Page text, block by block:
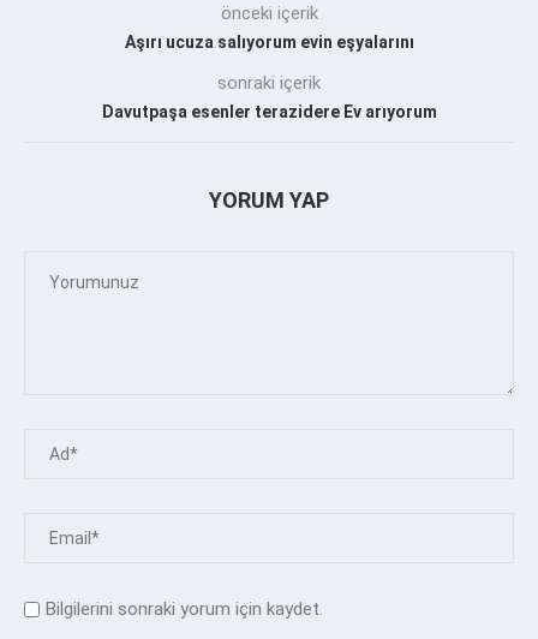
önceki içerik
Aşırı ucuza salıyorum evin eşyalarını
sonraki içerik
Davutpaşa esenler terazidere Ev arıyorum
YORUM YAP
Bilgilerini sonraki yorum için kaydet.